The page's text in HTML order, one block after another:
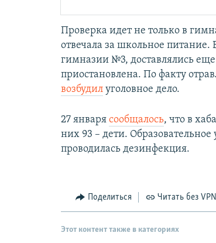
Проверка идет не только в
отвечала за школьное
гимназии №3, доставлялись
приостановлена. По факту
возбудил уголовное дело.
27 январясообщалось, что в
них 93 – дети.
проводилась дезинфекция.
Поделиться Читать без VPN
Этот контент также в категориях